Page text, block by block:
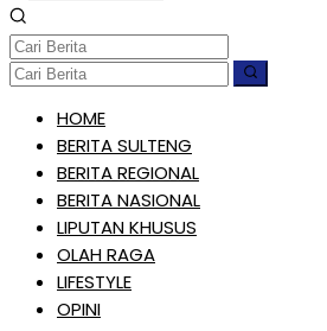
HOME
BERITA SULTENG
BERITA REGIONAL
BERITA NASIONAL
LIPUTAN KHUSUS
OLAH RAGA
LIFESTYLE
OPINI